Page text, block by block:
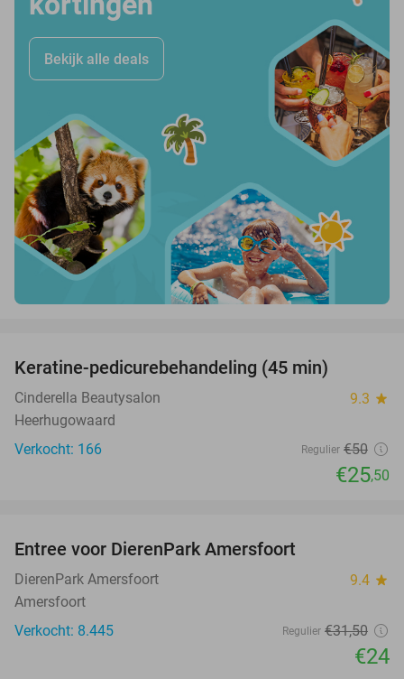
Bekijk alle deals
Keratine-pedicurebehandeling (45 min)
Cinderella Beautysalon 9.3 star
Heerhugowaard
Verkocht: 166
Regulier €50
€25,50
Entree voor DierenPark Amersfoort
DierenPark Amersfoort 9.4 star
Amersfoort
Verkocht: 8.445
Regulier €31,50
€24